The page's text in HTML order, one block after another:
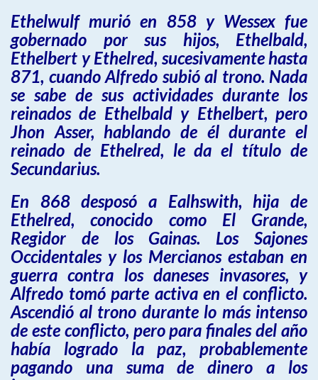
Ethelwulf murió en 858 y Wessex fue
gobernado por sus hijos, Ethelbald,
Ethelbert y Ethelred, sucesivamente hasta
871, cuando Alfredo subió al trono. Nada
se sabe de sus actividades durante los
reinados de Ethelbald y Ethelbert, pero
Jhon Asser, hablando de él durante el
reinado de Ethelred, le da el título de
Secundarius.
En 868 desposó a Ealhswith, hija de
Ethelred, conocido como El Grande,
Regidor de los Gainas. Los Sajones
Occidentales y los Mercianos estaban en
guerra contra los daneses invasores, y
Alfredo tomó parte activa en el conflicto.
Ascendió al trono durante lo más intenso
de este conflicto, pero para finales del año
había logrado la paz, probablemente
pagando una suma de dinero a los